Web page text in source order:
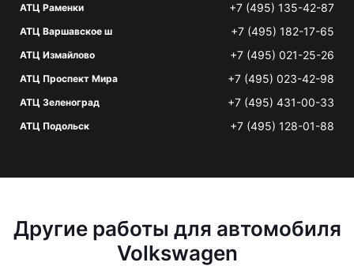
АТЦ Раменки +7 (495) 135-42-87
АТЦ Варшавское ш +7 (495) 182-17-65
АТЦ Измайлово +7 (495) 021-25-26
АТЦ Проспект Мира +7 (495) 023-42-98
АТЦ Зеленоград +7 (495) 431-00-33
АТЦ Подольск +7 (495) 128-01-88
Другие работы для автомобиля
Volkswagen